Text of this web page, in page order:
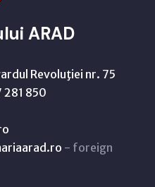
ARAD
Revoluţiei nr. 75
281 850
- foreign